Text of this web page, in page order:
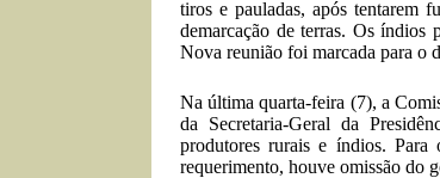
tiros e pauladas, após tentarem
demarcação de terras. Os índios
Nova reunião foi marcada para o
Na última quarta-feira (7), a
da Secretaria-Geral da
produtores rurais e índios.
requerimento, houve omissão do